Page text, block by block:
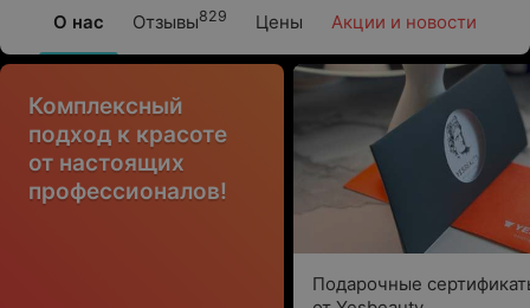
О нас Отзывы829 Цены Акции и новости
Комплексный
подход к красоте
от настоящих
профессионалов!
Подарочные